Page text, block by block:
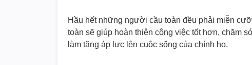
Hầu hết những người cầu toàn đều phải miễn
toàn sẽ giúp hoàn thiện công việc tốt hơn, chăm
làm tăng áp lực lên cuộc sống của chính họ.